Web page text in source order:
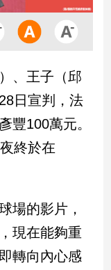
、王子（邱
日宣判，法
豐100萬元。
終於在
場的影片，
現在能夠重
轉向內心感